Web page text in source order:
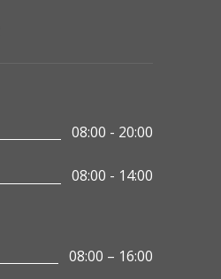
08:00 - 20:00
08:00 - 14:00
08:00 – 16:00